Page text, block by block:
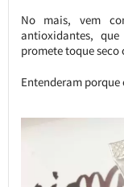
No mais, vem
antioxidantes,
promete toque
Entenderam porque